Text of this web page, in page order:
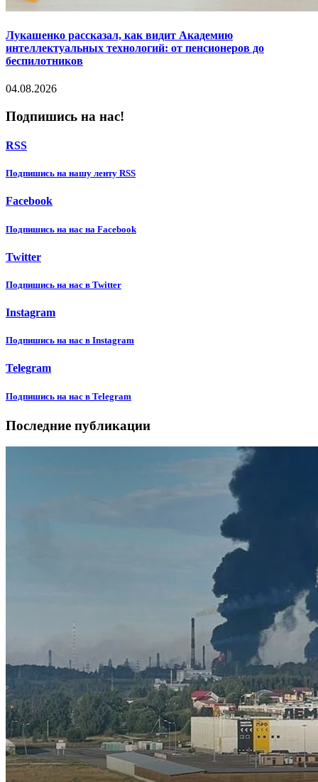
Лукашенко рассказал, как видит Академию
интеллектуальных технологий: от пенсионеров до
беспилотников
04.08.2026
Подпишись на нас!
RSS
Подпишиcь на нашу ленту RSS
Facebook
Подпишиcь на нас на Facebook
Twitter
Подпишиcь на нас в Twitter
Instagram
Подпишиcь на нас в Instagram
Telegram
Подпишиcь на нас в Telegram
Последние публикации